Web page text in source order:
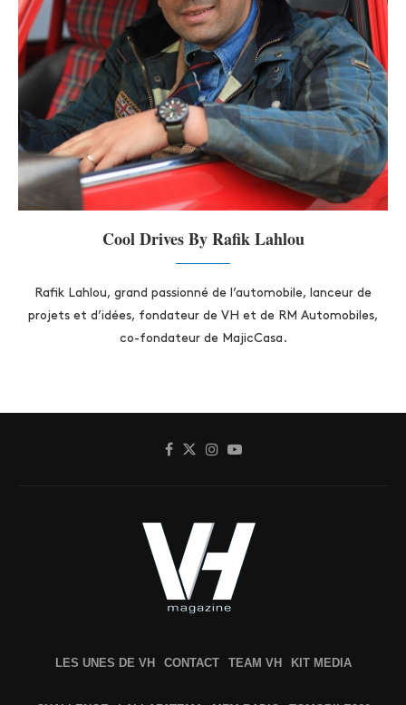
Cool Drives By Rafik Lahlou
Rafik Lahlou, grand passionné de l’automobile, lanceur de
projets et d’idées, fondateur de VH et de RM Automobiles,
co-fondateur de MajicCasa.
LES UNES DE VH CONTACT TEAM VH KIT MEDIA